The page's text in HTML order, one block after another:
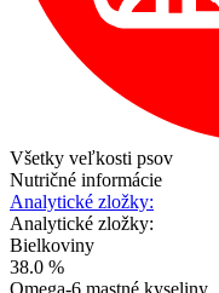
Všetky veľkosti psov
Nutričné informácie
Analytické zložky:
Analytické zložky:
Bielkoviny
38.0 %